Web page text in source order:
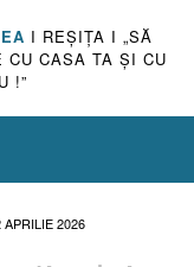
I REŞIŢA I „SĂ
CASA TA ŞI CU
!”
2026